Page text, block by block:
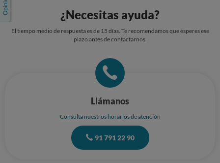
¿Necesitas ayuda?
El tiempo medio de respuesta es de 15 días. Te recomendamos que esperes ese
plazo antes de contactarnos.
Llámanos
Consulta nuestros horarios de atención
91 791 22 90